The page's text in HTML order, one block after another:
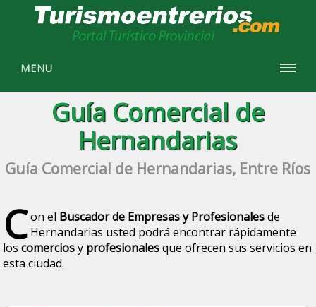
MENU
Guía Comercial de
Hernandarias
Guía Comercial de Hernandarias, Entre Ríos
Con el Buscador de Empresas y Profesionalesde
Hernandarias usted podrá encontrar rápidamente
loscomerciosy profesionalesque ofrecen sus servicios en
esta ciudad.